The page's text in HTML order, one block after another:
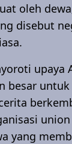
oleh
disebut
upaya
besar
yang